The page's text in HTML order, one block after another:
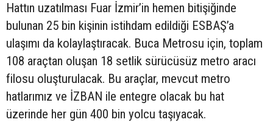
Hattın uzatılması Fuar İzmir’in hemen bitişiğinde
bulunan 25 bin kişinin istihdam edildiği ESBAŞ’a
ulaşımı da kolaylaştıracak. Buca Metrosu için, toplam
108 araçtan oluşan 18 setlik sürücüsüz metro aracı
filosu oluşturulacak. Bu araçlar, mevcut metro
hatlarımız ve İZBAN ile entegre olacak bu hat
üzerinde her gün 400 bin yolcu taşıyacak.